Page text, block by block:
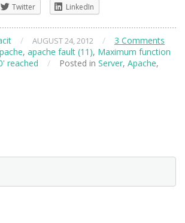
Twitter LinkedIn
/ AUGUST 24, 2012 /
3 Comments
, apache fault (11), Maximum function
reached
/ Posted in Server, Apache,